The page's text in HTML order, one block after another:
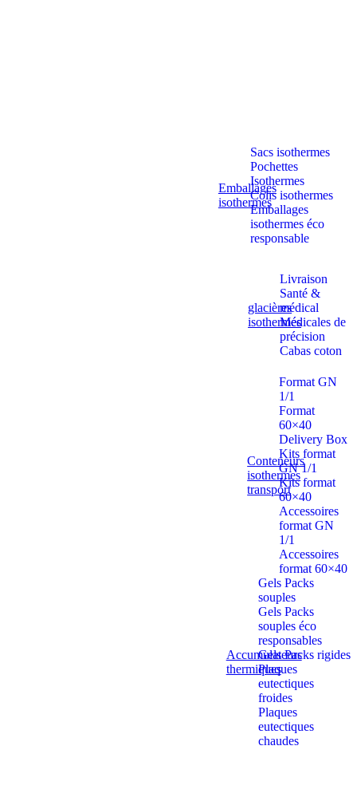
Emballages
isothermes
Sacs isothermes
Pochettes
Isothermes
Colis isothermes
Emballages
isothermes éco
responsable
glacières
isothermes
Livraison
Santé &
médical
Médicales de
précision
Cabas coton
Conteneurs
isothermes
transport
Format GN
1/1
Format
60×40
Delivery Box
Kits format
GN 1/1
Kits format
60×40
Accessoires
format GN
1/1
Accessoires
format 60×40
Accumulateurs
thermiques
Gels Packs
souples
Gels Packs
souples éco
responsables
Gels Packs rigides
Plaques
eutectiques
froides
Plaques
eutectiques
chaudes